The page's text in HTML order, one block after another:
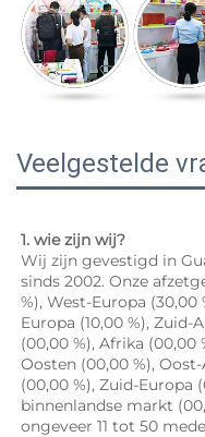
Veelgestelde
1. wie zijn wij?
Wij zijn gevestigd in
sinds 2002. Onze
%), West-Europa (30,00
Europa (10,00 %),
(00,00 %), Afrika (00,00
Oosten (00,00 %),
(00,00 %), Zuid-Europa
binnenlandse markt
ongeveer 11 tot 50